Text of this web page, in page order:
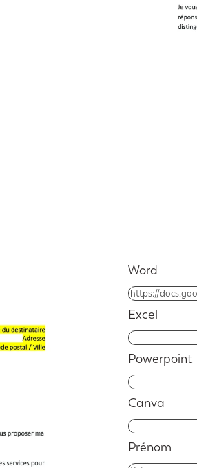
Word
Excel
Powerpoint
Canva
Prénom